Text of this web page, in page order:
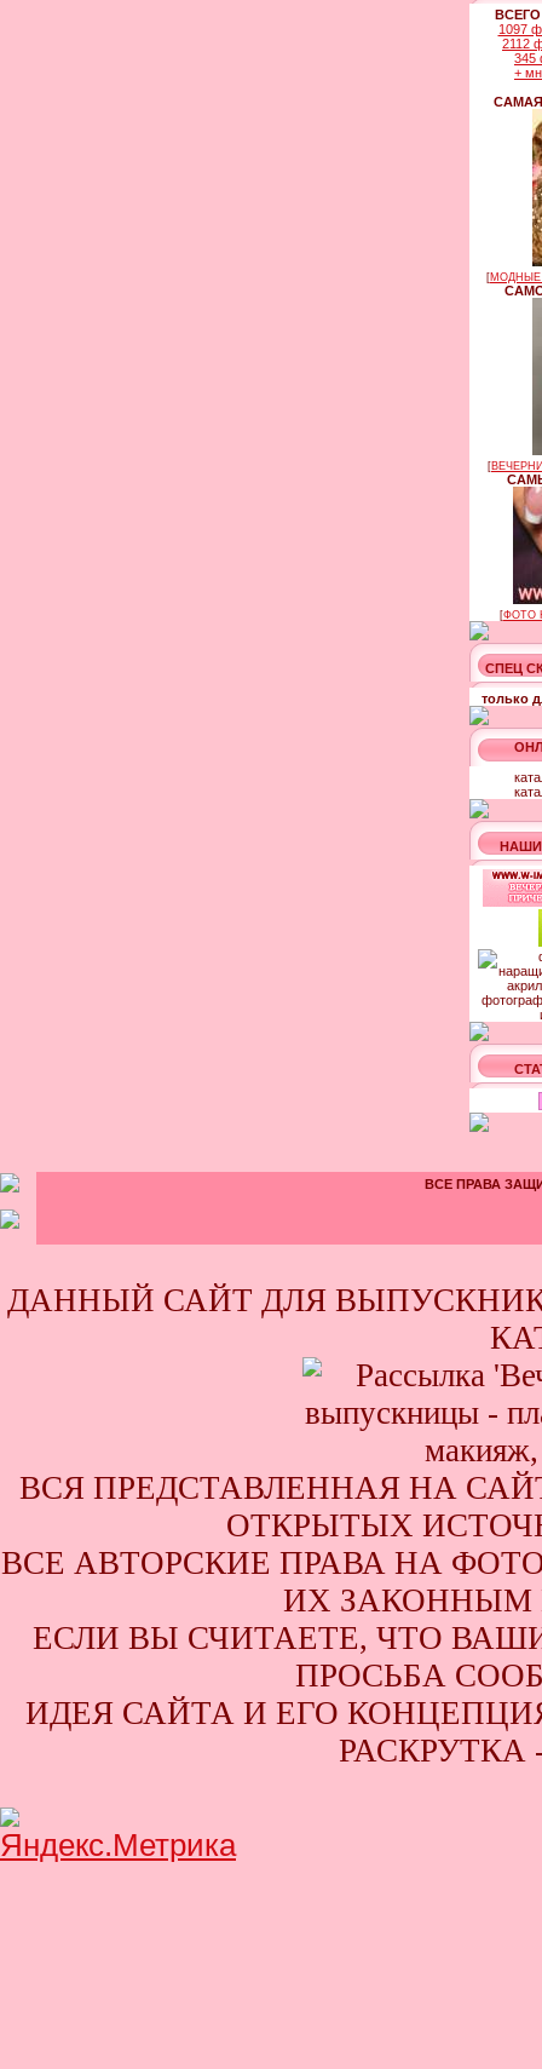
1097
2112
345
+
[МОДНЫЕ
[
[ФОТО
СПЕЦ
только
ВСЕ ПРАВА
ДАННЫЙ САЙТ ДЛЯ
ВСЯ ПРЕДСТАВЛЕННАЯ НА
ОТКРЫТЫХ
ВСЕ АВТОРСКИЕ ПРАВА НА
ИХ ЗАКОННЫМ
ЕСЛИ ВЫ СЧИТАЕТЕ, ЧТО
ПРОСЬБА
ИДЕЯ САЙТА И ЕГО КОНЦЕПЦИЯ
РАСКРУТКА -